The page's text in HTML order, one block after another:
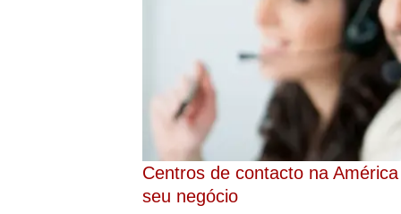
Centros de contacto na
seu negócio